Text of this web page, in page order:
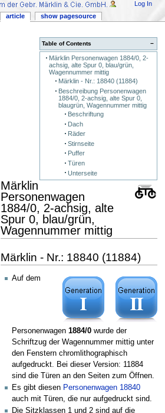
−
Table of Contents
Märklin Personenwagen 1884/0, 2-
achsig, alte Spur 0, blau/grün,
Wagennummer mittig
Märklin - Nr.: 18840 (11884)
Beschreibung Personenwagen
1884/0, 2-achsig, alte Spur 0,
blaugrün, Wagennummer mittig
Beschriftung
Dach
Räder
Stirnseite
Puffer
Türen
Unterseite
Märklin
Personenwagen
1884/0, 2-achsig, alte
Spur 0, blau/grün,
Wagennummer mittig
Märklin - Nr.: 18840 (11884)
Auf dem
Personenwagen 1884/0wurde der
Schriftzug der Wagennummer mittig unter
den Fenstern chromlithographisch
aufgedruckt. Bei dieser Version: 11884
sind die Türen an den Seiten zum Öffnen.
Es gibt diesen Personenwagen 18840
auch mit Türen, die nur aufgedruckt sind.
Die Sitzklassen 1 und 2 sind auf die
article show pagesource
Log In